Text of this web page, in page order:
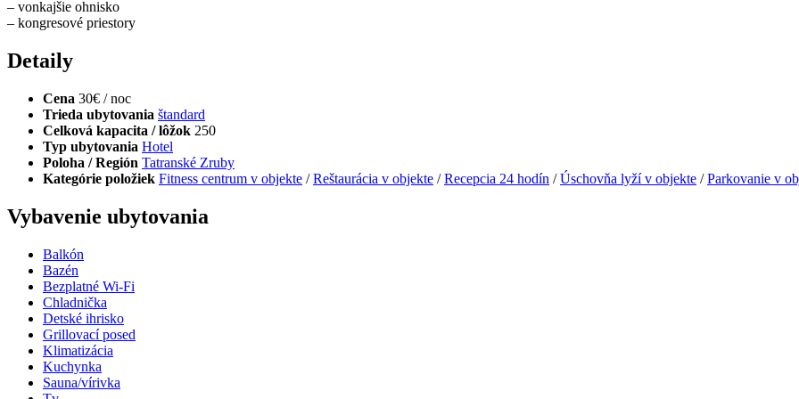
– vonkajšie ohnisko
– kongresové priestory
Detaily
Cena 30€ / noc
Trieda ubytovania štandard
Celková kapacita / lôžok 250
Typ ubytovania Hotel
Poloha / Región Tatranské Zruby
Kategórie položiek Fitness centrum v objekte /Reštaurácia v objekte /Recepcia 24 hodín /Úschovňa lyží v objekte /Parkovanie v
Vybavenie ubytovania
Balkón
Bazén
Bezplatné Wi-Fi
Chladnička
Detské ihrisko
Grillovací posed
Klimatizácia
Kuchynka
Sauna/vírivka